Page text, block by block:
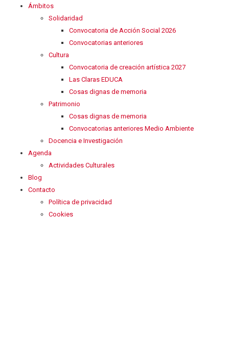
Ámbitos
Solidaridad
Convocatoria de Acción Social 2026
Convocatorias anteriores
Cultura
Convocatoria de creación artística 2027
Las Claras EDUCA
Cosas dignas de memoria
Patrimonio
Cosas dignas de memoria
Convocatorias anteriores Medio Ambiente
Docencia e Investigación
Agenda
Actividades Culturales
Blog
Contacto
Política de privacidad
Cookies